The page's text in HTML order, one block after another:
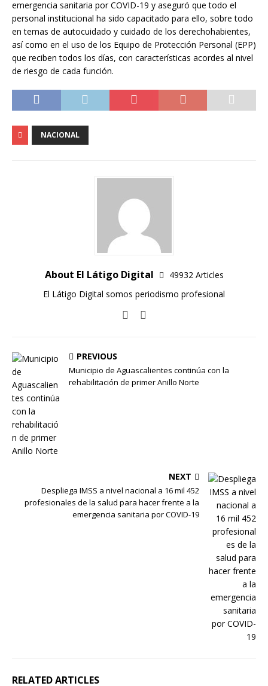
emergencia sanitaria por COVID-19 y aseguró que todo el
personal institucional ha sido capacitado para ello, sobre todo
en temas de autocuidado y cuidado de los derechohabientes,
así como en el uso de los Equipo de Protección Personal (EPP)
que reciben todos los días, con características acordes al nivel
de riesgo de cada función.
NACIONAL
About El Látigo Digital
49932 Articles
El Látigo Digital somos periodismo profesional
PREVIOUS
Municipio de Aguascalientes continúa con la
rehabilitación de primer Anillo Norte
NEXT
Despliega IMSS a nivel nacional a 16 mil 452
profesionales de la salud para hacer frente a la
emergencia sanitaria por COVID-19
RELATED ARTICLES